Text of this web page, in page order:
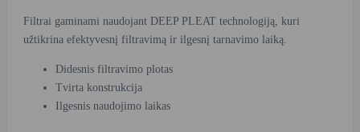
Filtrai gaminami naudojant DEEP PLEAT technologiją, kuri
užtikrina efektyvesnį filtravimą ir ilgesnį tarnavimo laiką.
Didesnis filtravimo plotas
Tvirta konstrukcija
Ilgesnis naudojimo laikas